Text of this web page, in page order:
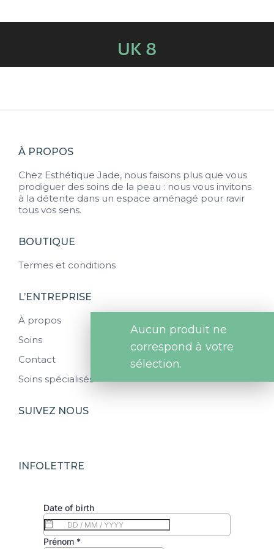
UK 8
Vous êtes ici :
Aucun produit ne
correspond à votre
sélection.
À PROPOS
Chez Esthétique Jade, nous faisons plus que vous
prodiguer des soins de la peau : nous vous invitons
à la détente dans un espace aménagé pour ravir
tous vos sens.
BOUTIQUE
Termes et conditions
L’ENTREPRISE
À propos
Soins
Contact
Soins spécialisés
SUIVEZ NOUS
INFOLETTRE